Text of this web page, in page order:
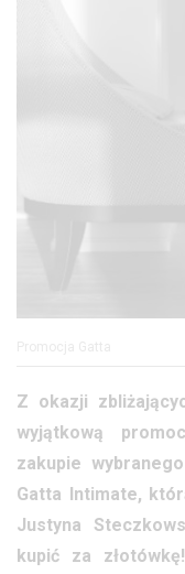
Z okazji
wyjątkową
zakupie
Gatta Intimate,
Justyna
kupić za